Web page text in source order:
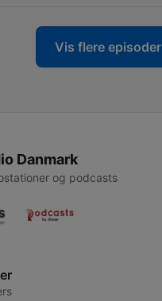
Vis flere episoder
Danmark
og podcasts